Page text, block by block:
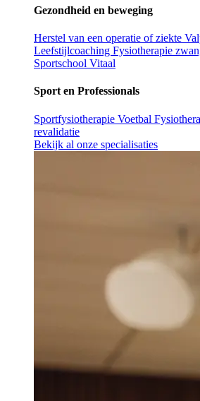
Gezondheid en beweging
Herstel van een operatie of ziekte
Leefstijlcoaching Fysiotherapie
Sportschool Vitaal
Sport en Professionals
Sportfysiotherapie Voetbal
revalidatie
Bekijk al onze specialisaties